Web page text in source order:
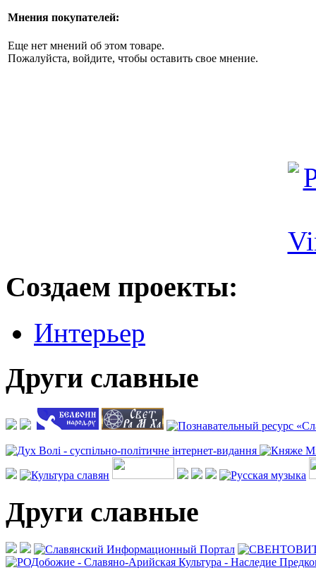
Мнения покупателей:
Еще нет мнений об этом товаре.
Пожалуйста, войдите, чтобы оставить свое мнение.
Создаем проекты:
Интерьер
Други славные
Други славные